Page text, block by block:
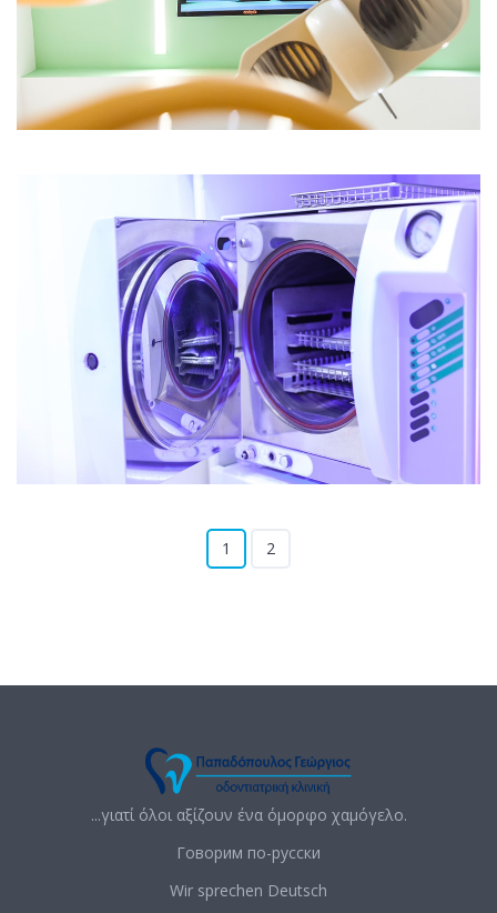
1 2
...γιατί όλοι αξίζουν ένα όμορφο χαμόγελο.
Говорим по-русски
Wir sprechen Deutsch